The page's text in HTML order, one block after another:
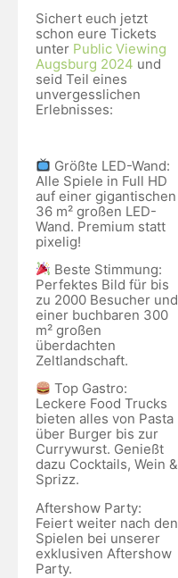
Sichert euch jetzt
schon eure Tickets
unter Public Viewing
Augsburg 2024 und
seid Teil eines
unvergesslichen
Erlebnisses:
Größte LED-Wand:
Alle Spiele in Full HD
auf einer gigantischen
36 m² großen LED-
Wand. Premium statt
pixelig!
Beste Stimmung:
Perfektes Bild für bis
zu 2000 Besucher und
einer buchbaren 300
m² großen
überdachten
Zeltlandschaft.
Top Gastro:
Leckere Food Trucks
bieten alles von Pasta
über Burger bis zur
Currywurst. Genießt
dazu Cocktails, Wein &
Sprizz.
Aftershow Party:
Feiert weiter nach den
Spielen bei unserer
exklusiven Aftershow
Party.